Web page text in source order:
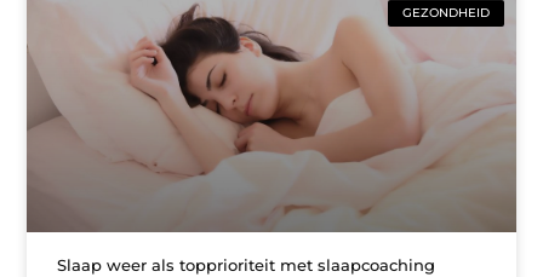
GEZONDHEID
Slaap weer als topprioriteit met slaapcoaching